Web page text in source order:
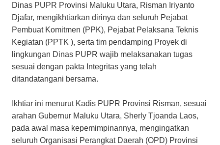
Dinas PUPR Provinsi Maluku Utara, Risman Iriyanto
Djafar, mengikhtiarkan dirinya dan seluruh Pejabat
Pembuat Komitmen (PPK), Pejabat Pelaksana Teknis
Kegiatan (PPTK ), serta tim pendamping Proyek di
lingkungan Dinas PUPR wajib melaksanakan tugas
sesuai dengan pakta Integritas yang telah
ditandatangani bersama.
Ikhtiar ini menurut Kadis PUPR Provinsi Risman, sesuai
arahan Gubernur Maluku Utara, Sherly Tjoanda Laos,
pada awal masa kepemimpinannya, mengingatkan
seluruh Organisasi Perangkat Daerah (OPD) Provinsi